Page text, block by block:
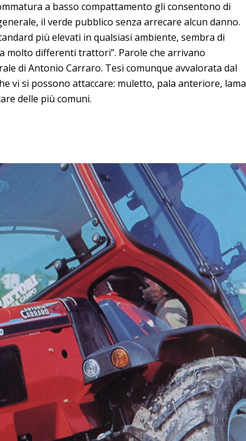
a basso compattamento gli consentono di
il verde pubblico senza arrecare alcun danno.
più elevati in qualsiasi ambiente, sembra di
molto differenti trattori”. Parole che arrivano
di Antonio Carraro. Tesi comunque avvalorata dal
vi si possono attaccare: muletto, pala anteriore, lama
delle più comuni.